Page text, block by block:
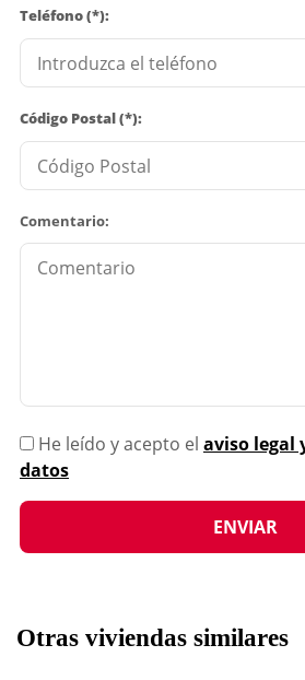
Teléfono (*):
Código Postal (*):
Comentario:
He leído y acepto el aviso legal
datos
Otras viviendas similares